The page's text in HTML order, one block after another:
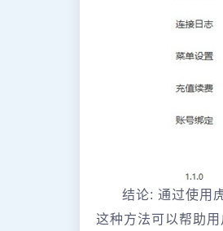
结论: 通过使用
这种方法可以帮助